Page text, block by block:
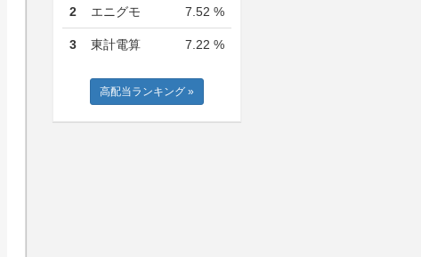
2 エニグモ 7.52 %
3 東計電算 7.22 %
高配当ランキング »